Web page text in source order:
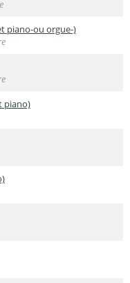
piano-ou orgue-)
piano)